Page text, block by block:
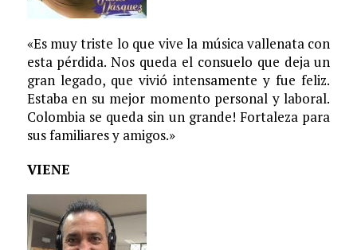
«Es muy triste lo que vive la música vallenata con
esta pérdida. Nos queda el consuelo que deja un
gran legado, que vivió intensamente y fue feliz.
Estaba en su mejor momento personal y laboral.
Colombia se queda sin un grande! Fortaleza para
sus familiares y amigos.»
VIENE